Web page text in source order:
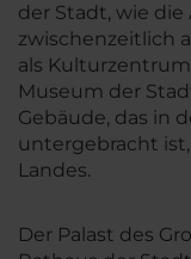
der Stadt, wie
zwischenzeitlich
als
Museum der
Gebäude, das in
untergebracht
Landes.
Der Palast des